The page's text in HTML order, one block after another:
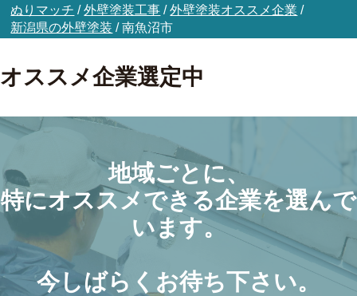
ぬりマッチ /外壁塗装工事 /外壁塗装オススメ企業 /
新潟県の外壁塗装 /南魚沼市
オススメ企業選定中
地域ごとに、
特にオススメできる企業を選んで
います。
今しばらくお待ち下さい。